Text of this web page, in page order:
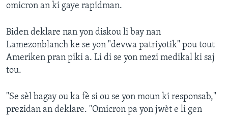
omicron an ki gaye rapidman.
Biden deklare nan yon diskou li bay nan
Lamezonblanch ke se yon "devwa patriyotik" pou tout
Ameriken pran piki a. Li di se yon mezi medikal ki saj
tou.
"Se sèl bagay ou ka fè si ou se yon moun ki responsab,"
prezidan an deklare. "Omicron pa yon jwèt e li gen